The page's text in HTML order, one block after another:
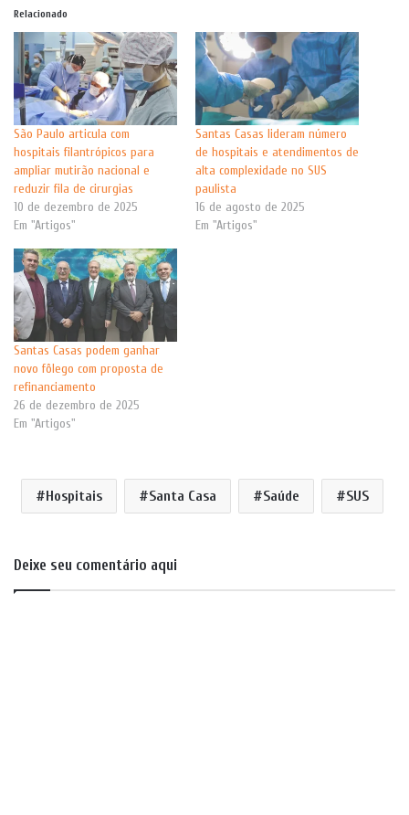
Relacionado
São Paulo articula com
hospitais filantrópicos para
ampliar mutirão nacional e
reduzir fila de cirurgias
10 de dezembro de 2025
Em "Artigos"
Santas Casas lideram número
de hospitais e atendimentos de
alta complexidade no SUS
paulista
16 de agosto de 2025
Em "Artigos"
Santas Casas podem ganhar
novo fôlego com proposta de
refinanciamento
26 de dezembro de 2025
Em "Artigos"
Hospitais Santa Casa Saúde SUS
Deixe seu comentário aqui